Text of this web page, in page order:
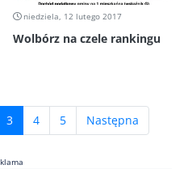
niedziela, 12 lutego 2017
Wolbórz na czele rankingu
3(current)
4 5 Następna